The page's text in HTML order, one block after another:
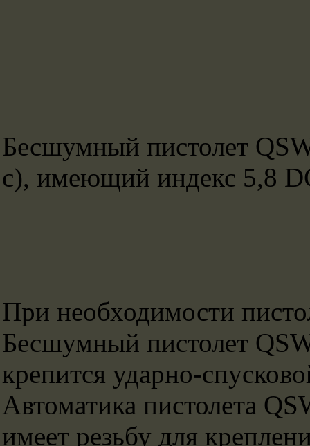
Бесшумный пистолет
с), имеющий индекс 5,8
При необходимости
Бесшумный пистолет
крепится ударно-
Автоматика пистолета
имеет резьбу для